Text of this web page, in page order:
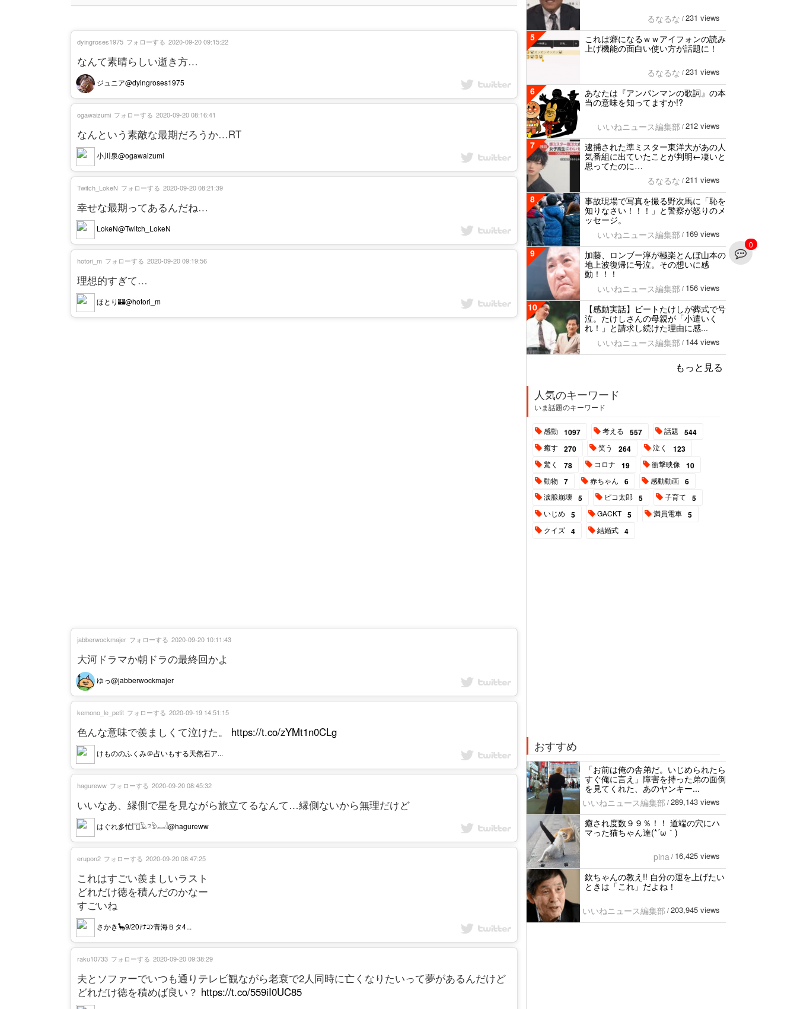
なんて素晴らしい逝き方…
ジュニア@dyingroses1975
dyingroses1975 フォローする 2020-09-20 09:15:22
なんという素敵な最期だろうか…RT
小川泉@ogawaizumi
ogawaizumi フォローする 2020-09-20 08:16:41
幸せな最期ってあるんだね…
LokeN@Twitch_LokeN
Twitch_LokeN フォローする 2020-09-20 08:21:39
理想的すぎて…
ほとり🏰@hotori_m
hotori_m フォローする 2020-09-20 09:19:56
大河ドラマか朝ドラの最終回かよ
ゆっ@jabberwockmajer
jabberwockmajer フォローする 2020-09-20 10:11:43
色んな意味で羨ましくて泣けた。 https://t.co/zYMt1n0CLg
けもののふくみ＠占いもする天然石ア...
kemono_le_petit フォローする 2020-09-19 14:51:15
いいなあ、縁側で星を見ながら旅立てるなんて…縁側ないから無理だけど
はぐれ多忙𓉔𓄿𓎼𓅱𓂋𓇋@hagureww
hagureww フォローする 2020-09-20 08:45:32
これはすごい羨ましいラスト
どれだけ徳を積んだのかなー
すごいね
さかき🦕9/20ｱﾅｺﾝ青海Ｂタ4...
erupon2 フォローする 2020-09-20 08:47:25
夫とソファーでいつも通りテレビ観ながら老衰で2人同時に亡くなりたいって夢があるんだけど
どれだけ徳を積めば良い？ https://t.co/559iI0UC85
raku10733 フォローする 2020-09-20 09:38:29
0
るなるな / 231 views
5
これは癖になるｗｗアイフォンの読み
上げ機能の面白い使い方が話題に！
るなるな / 231 views
6
あなたは『アンパンマンの歌詞』の本
当の意味を知ってますか!?
いいねニュース編集部 / 212 views
7
逮捕された準ミスター東洋大があの人
気番組に出ていたことが判明←凄いと
思ってたのに…
るなるな / 211 views
8
事故現場で写真を撮る野次馬に「恥を
知りなさい！！！」と警察が怒りのメ
ッセージ。
いいねニュース編集部 / 169 views
9
加藤、ロンブー淳が極楽とんぼ山本の
地上波復帰に号泣。その想いに感
動！！！
いいねニュース編集部 / 156 views
10
【感動実話】ビートたけしが葬式で号
泣。たけしさんの母親が「小遣いく
れ！」と請求し続けた理由に感...
いいねニュース編集部 / 144 views
もっと見る
人気のキーワード
いま話題のキーワード
感動 1097 考える 557 話題 544
癒す 270 笑う 264 泣く 123
驚く 78 コロナ 19 衝撃映像 10
動物 7 赤ちゃん 6 感動動画 6
涙腺崩壊 5 ピコ太郎 5 子育て 5
いじめ 5 GACKT 5 満員電車 5
クイズ 4 結婚式 4
おすすめ
「お前は俺の舎弟だ。いじめられたら
すぐ俺に言え」障害を持った弟の面倒
を見てくれた、あのヤンキー...
いいねニュース編集部 / 289,143 views
癒され度数９９％！！ 道端の穴にハ
マった猫ちゃん達(*´ω｀)
pina / 16,425 views
欽ちゃんの教え!! 自分の運を上げたい
ときは「これ」だよね！
いいねニュース編集部 / 203,945 views